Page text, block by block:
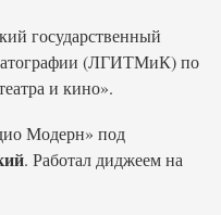
государственный
(ЛГИТМиК) по
и кино».
Модерн» под
. Работал диджеем на